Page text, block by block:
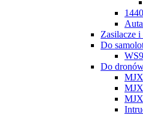
Zasilacze
Do
Do